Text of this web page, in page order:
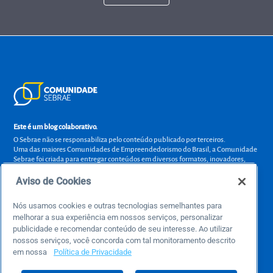
Este é um blog colaborativo.
O Sebrae não se responsabiliza pelo conteúdo publicado por terceiros.
Uma das maiores Comunidades de Empreendedorismo do Brasil, a Comunidade
Sebrae foi criada para entregar conteúdos em diversos formatos, inovadores,
E claro, conte sempre com o Sebrae/PR, em todos os momentos de sua vida
Precisa de ajuda?
atendimentosebraepr@pr.sebrae.com.br
Aviso de Cookies
Nós usamos cookies e outras tecnologias semelhantes para
melhorar a sua experiência em nossos serviços, personalizar
publicidade e recomendar conteúdo de seu interesse. Ao utilizar
nossos serviços, você concorda com tal monitoramento descrito
em nossa
Política de Privacidade